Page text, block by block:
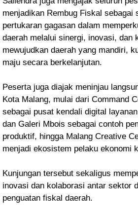
menjadikan Rembug Fiskal sebagai
pertukaran gagasan dalam
daerah melalui sinergi, inovasi, dan
mewujudkan daerah yang mandiri,
maju secara berkelanjutan.
Peserta juga diajak meninjau
Kota Malang, mulai dari Command
sebagai pusat kendali digital
dan Galeri Mbois sebagai contoh
produktif, hingga Malang Creative
menjadi ekosistem pelaku ekonomi
Kunjungan tersebut sekaligus
inovasi dan kolaborasi antar sektor
penguatan fiskal daerah.